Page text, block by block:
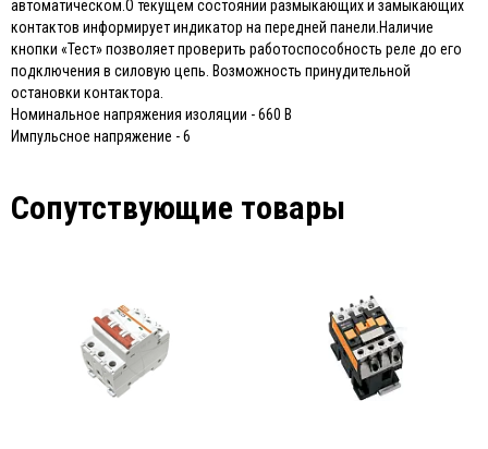
автоматическом.О текущем состоянии размыкающих и замыкающих
контактов информирует индикатор на передней панели.Наличие
кнопки «Тест» позволяет проверить работоспособность реле до его
подключения в силовую цепь. Возможность принудительной
остановки контактора.
Номинальное напряжения изоляции - 660 В
Импульсное напряжение - 6
Сопутствующие товары